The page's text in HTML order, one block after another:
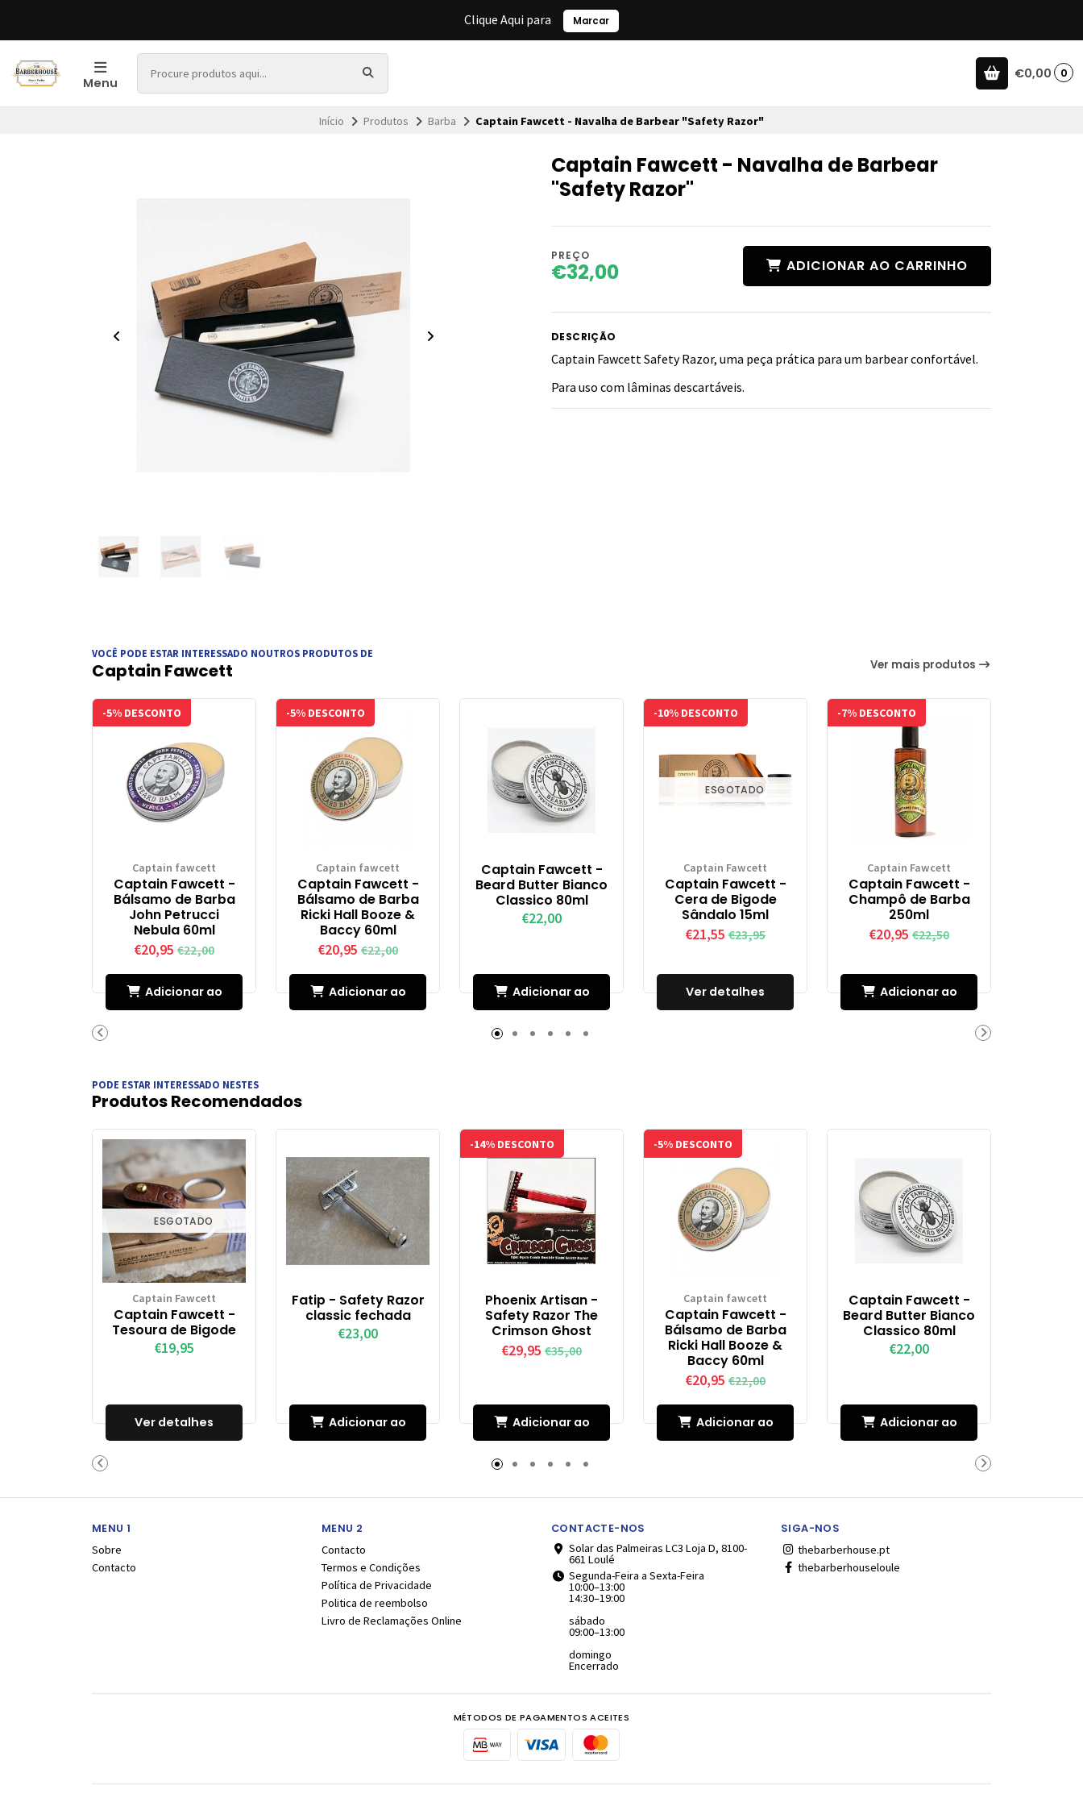
Clique Aqui para Marcar
Menu
€0,00 0
Início Produtos Barba Captain Fawcett - Navalha de Barbear "Safety Razor"
Captain Fawcett - Navalha de Barbear
"Safety Razor"
PREÇO
€32,00 ADICIONAR AO CARRINHO
DESCRIÇÃO
Captain Fawcett Safety Razor, uma peça prática para um barbear confortável.
Para uso com lâminas descartáveis.
VOCÊ PODE ESTAR INTERESSADO NOUTROS PRODUTOS DE
Captain Fawcett Ver mais produtos
-5% DESCONTO
Captain fawcett
Captain Fawcett -
Bálsamo de Barba
John Petrucci
Nebula 60ml
€20,95 €22,00
Adicionar ao
-5% DESCONTO
Captain fawcett
Captain Fawcett -
Bálsamo de Barba
Ricki Hall Booze &
Baccy 60ml
€20,95 €22,00
Adicionar ao
Captain Fawcett -
Beard Butter Bianco
Classico 80ml
€22,00
Adicionar ao
Carrinho
-10% DESCONTO
ESGOTADO
Captain Fawcett
Captain Fawcett -
Cera de Bigode
Sândalo 15ml
€21,55 €23,95
Ver detalhes
-7% DESCONTO
Captain Fawcett
Captain Fawcett -
Champô de Barba
250ml
€20,95 €22,50
Adicionar ao
PODE ESTAR INTERESSADO NESTES
Produtos Recomendados
ESGOTADO
Captain Fawcett
Captain Fawcett -
Tesoura de Bigode
€19,95
Ver detalhes
Fatip - Safety Razor
classic fechada
€23,00
Adicionar ao
-14% DESCONTO
Phoenix Artisan -
Safety Razor The
Crimson Ghost
€29,95 €35,00
Adicionar ao
Carrinho
-5% DESCONTO
Captain fawcett
Captain Fawcett -
Bálsamo de Barba
Ricki Hall Booze &
Baccy 60ml
€20,95 €22,00
Adicionar ao
Captain Fawcett -
Beard Butter Bianco
Classico 80ml
€22,00
Adicionar ao
MENU 1
Sobre
Contacto
MENU 2
Contacto
Termos e Condições
Política de Privacidade
Politica de reembolso
Livro de Reclamações Online
CONTACTE-NOS
Solar das Palmeiras LC3 Loja D, 8100-
661 Loulé
Segunda-Feira a Sexta-Feira
10:00–13:00
14:30–19:00
sábado
09:00–13:00
domingo
Encerrado
SIGA-NOS
thebarberhouse.pt
thebarberhouseloule
MÉTODOS DE PAGAMENTOS ACEITES